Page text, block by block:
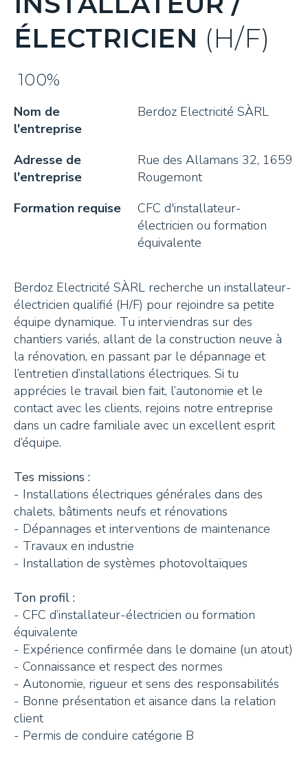
Rapports d'activités
Nos membres
Nos engagements RSE
Réseau économique
Contexte économique
Recherche de locaux et terrains
Bourse d'emploi
Pays-d'Enhaut Produits AuthentiquesToggle
La marque PEPA
Produits laitiers
Légumes et condiments
Tisanes et Sirops
Hydrolats et Huiles
Miel et autres douceurs
Ambassadeurs
Soutien aux apprentis
Bourse des places d'apprentissage
Soutien aux projetsToggle submenu
Développer son projet
Soutien financier
Contexte régional
Tourisme durable
Missions touristiquesToggle submenu
Missions touristiques
Actualités
Événements
Contact
CONTACT
Pays-d’Enhaut Région,
Économie et Tourisme
1660 Château-d’Œx
+41 26 924 25 25
info@pays-denhaut.ch
ÉLECTRICIEN (H/F)
100%
Nom de
l'entreprise
Berdoz Electricité SÀRL
Adresse de
l'entreprise
Rue des Allamans 32, 1659
Rougemont
Formation requise
CFC d'installateur-
électricien ou formation
équivalente
Berdoz Electricité SÀRL recherche un installateur-
électricien qualifié (H/F) pour rejoindre sa petite
équipe dynamique. Tu interviendras sur des
chantiers variés, allant de la construction neuve à
la rénovation, en passant par le dépannage et
l’entretien d’installations électriques. Si tu
apprécies le travail bien fait, l’autonomie et le
contact avec les clients, rejoins notre entreprise
dans un cadre familiale avec un excellent esprit
d’équipe.
Tes missions :
- Installations électriques générales dans des
chalets, bâtiments neufs et rénovations
- Dépannages et interventions de maintenance
- Travaux en industrie
- Installation de systèmes photovoltaïques
Ton profil :
- CFC d’installateur-électricien ou formation
équivalente
- Expérience confirmée dans le domaine (un atout)
- Connaissance et respect des normes
- Autonomie, rigueur et sens des responsabilités
- Bonne présentation et aisance dans la relation
client
- Permis de conduire catégorie B